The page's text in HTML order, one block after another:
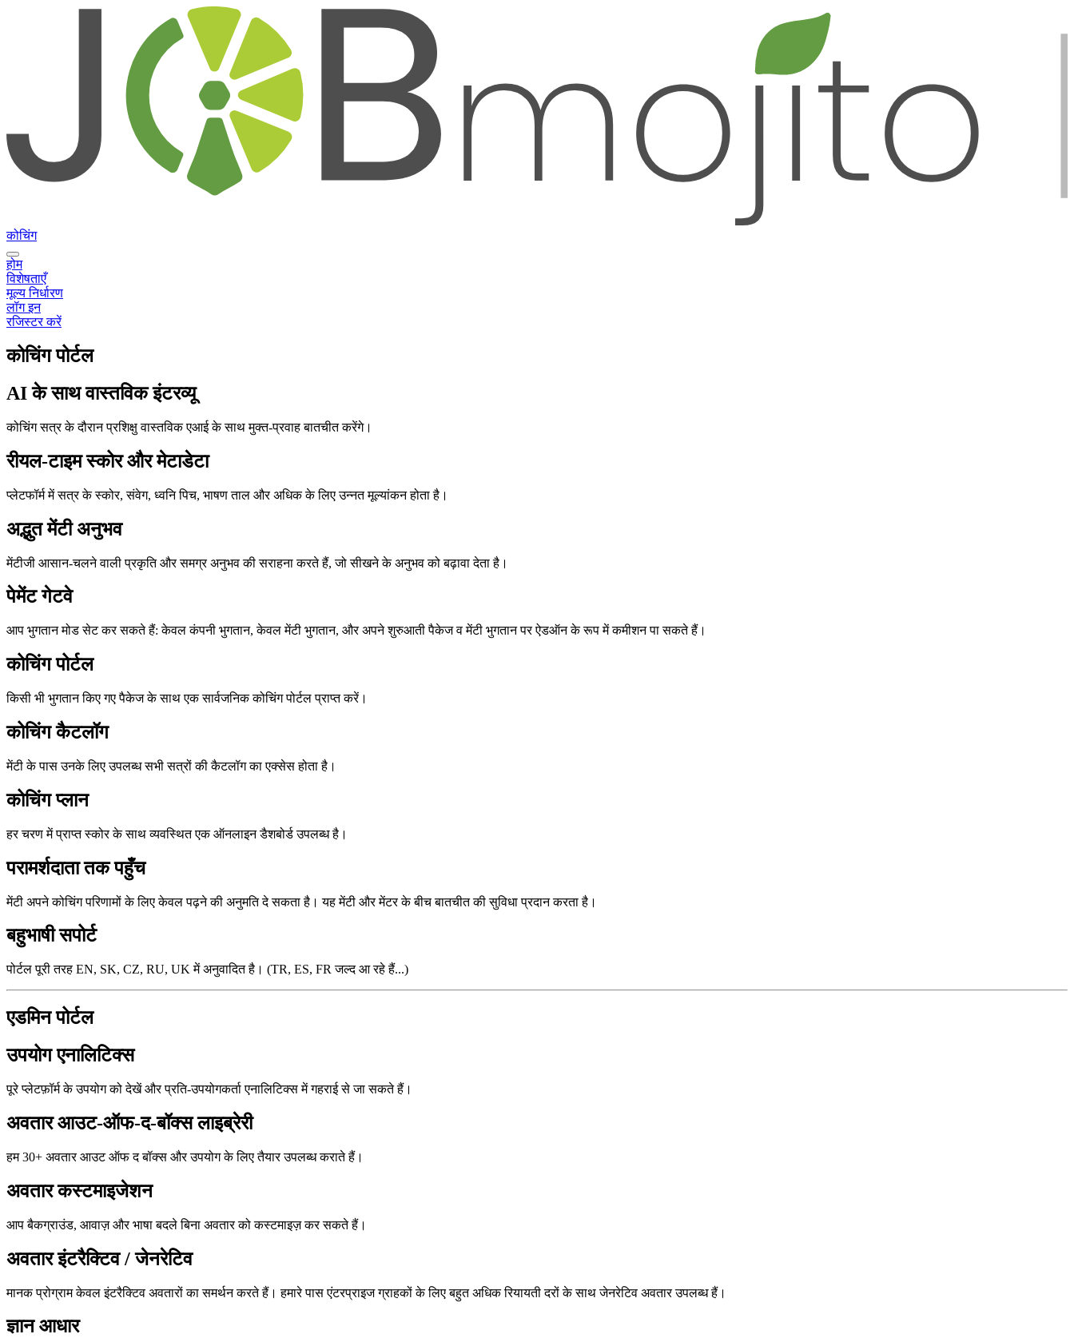
कोचिंग
होम
विशेषताएँ
मूल्य निर्धारण
लॉग इन
रजिस्टर करें
कोचिंग पोर्टल
AI के साथ वास्तविक इंटरव्यू
कोचिंग सत्र के दौरान प्रशिक्षु वास्तविक एआई के साथ मुक्त-प्रवाह बातचीत करेंगे।
रीयल-टाइम स्कोर और मेटाडेटा
प्लेटफॉर्म में सत्र के स्कोर, संवेग, ध्वनि पिच, भाषण ताल और अधिक के लिए उन्नत मूल्यांकन होता है।
अद्भुत मेंटी अनुभव
मेंटीजी आसान-चलने वाली प्रकृति और समग्र अनुभव की सराहना करते हैं, जो सीखने के अनुभव को बढ़ावा देता है।
पेमेंट गेटवे
आप भुगतान मोड सेट कर सकते हैं: केवल कंपनी भुगतान, केवल मेंटी भुगतान, और अपने शुरुआती पैकेज व मेंटी भुगतान पर ऐडऑन के रूप में कमीशन पा सकते हैं।
कोचिंग पोर्टल
किसी भी भुगतान किए गए पैकेज के साथ एक सार्वजनिक कोचिंग पोर्टल प्राप्त करें।
कोचिंग कैटलॉग
मेंटी के पास उनके लिए उपलब्ध सभी सत्रों की कैटलॉग का एक्सेस होता है।
कोचिंग प्लान
हर चरण में प्राप्त स्कोर के साथ व्यवस्थित एक ऑनलाइन डैशबोर्ड उपलब्ध है।
परामर्शदाता तक पहुँच
मेंटी अपने कोचिंग परिणामों के लिए केवल पढ़ने की अनुमति दे सकता है। यह मेंटी और मेंटर के बीच बातचीत की सुविधा प्रदान करता है।
बहुभाषी सपोर्ट
पोर्टल पूरी तरह EN, SK, CZ, RU, UK में अनुवादित है। (TR, ES, FR जल्द आ रहे हैं...)
एडमिन पोर्टल
उपयोग एनालिटिक्स
पूरे प्लेटफ़ॉर्म के उपयोग को देखें और प्रति-उपयोगकर्ता एनालिटिक्स में गहराई से जा सकते हैं।
अवतार आउट-ऑफ-द-बॉक्स लाइब्रेरी
हम 30+ अवतार आउट ऑफ द बॉक्स और उपयोग के लिए तैयार उपलब्ध कराते हैं।
अवतार कस्टमाइजेशन
आप बैकग्राउंड, आवाज़ और भाषा बदले बिना अवतार को कस्टमाइज़ कर सकते हैं।
अवतार इंटरैक्टिव / जेनरेटिव
मानक प्रोग्राम केवल इंटरैक्टिव अवतारों का समर्थन करते हैं। हमारे पास एंटरप्राइज ग्राहकों के लिए बहुत अधिक रियायती दरों के साथ जेनरेटिव अवतार उपलब्ध हैं।
ज्ञान आधार